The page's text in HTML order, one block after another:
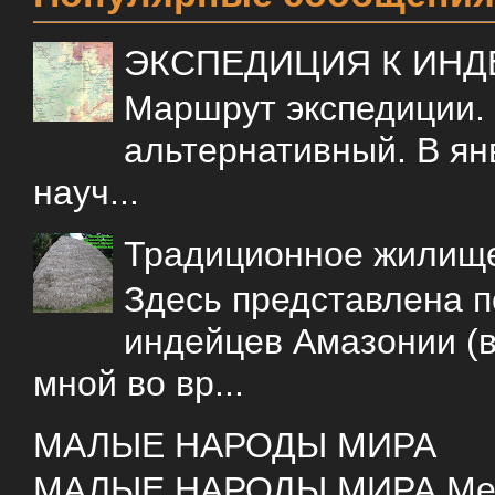
ЭКСПЕДИЦИЯ К
Маршрут
альтернативный. В
науч...
Традиционное
Здесь представлена
индейцев Амазонии
мной во вр...
МАЛЫЕ НАРОДЫ МИРА